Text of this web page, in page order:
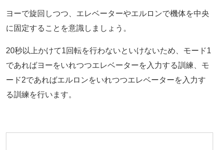
ヨーで旋回しつつ、エレベーターやエルロンで機体を中央
に固定することを意識しましょう。
20秒以上かけて1回転を行わないといけないため、モード1
であればヨーをいれつつエレベーターを入力する訓練、モ
ード2であればエルロンをいれつつエレベーターを入力す
る訓練を行います。